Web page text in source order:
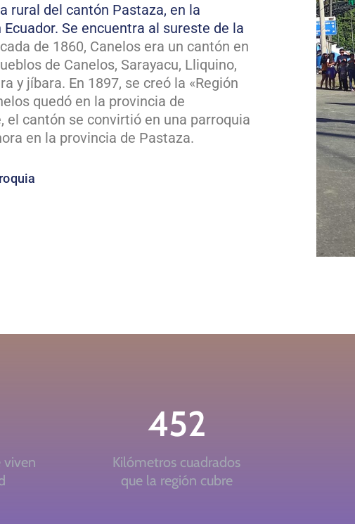
rural del cantón Pastaza, en la
Se encuentra al sureste de la
de 1860, Canelos era un cantón en
de Canelos, Sarayacu, Lliquino,
y jíbara. En 1897, se creó la «Región
quedó en la provincia de
el cantón se convirtió en una parroquia
en la provincia de Pastaza.
viven
Kilómetros cuadrados
que la región cubre
452